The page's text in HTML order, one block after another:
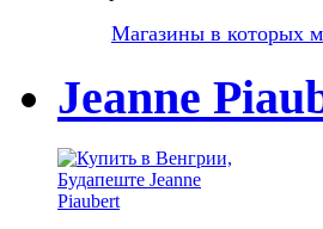
Магазины в которых
Jeanne